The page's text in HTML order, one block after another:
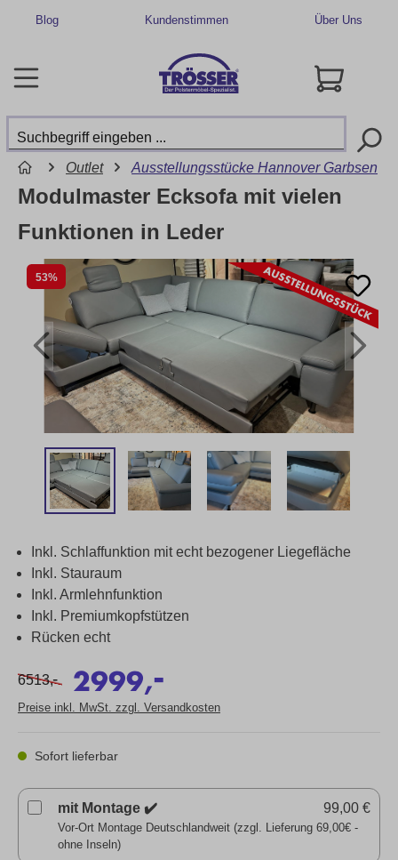
Blog Kundenstimmen Über Uns
Outlet Ausstellungsstücke Hannover Garbsen
53%
Modulmaster Ecksofa mit vielen
Funktionen in Leder
Inkl. Schlaffunktion mit echt bezogener Liegefläche
Inkl. Stauraum
Inkl. Armlehnfunktion
Inkl. Premiumkopfstützen
Rücken echt
6513,- 2999,
-
Preise inkl. MwSt. zzgl. Versandkosten
Sofort lieferbar
mit Montage ✔️
Vor-Ort Montage Deutschlandweit (zzgl. Lieferung 69,00€ -
ohne Inseln)
99,00 €